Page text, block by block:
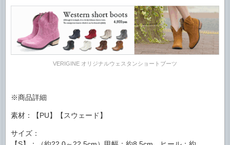
VERIGINE オリジナルウェスタンショートブーツ
※商品詳細
素材：【PU】【スウェード】
サイズ：